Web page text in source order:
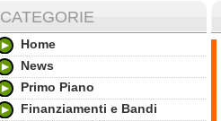
CATEGORIE
Home
News
Primo Piano
Finanziamenti e Bandi